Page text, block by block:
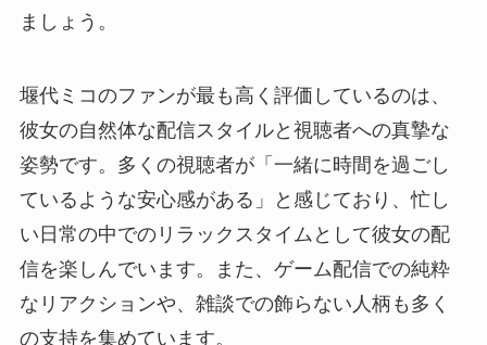
ましょう。
堰代ミコのファンが最も高く評価しているのは、
彼女の自然体な配信スタイルと視聴者への真摯な
姿勢です。多くの視聴者が「一緒に時間を過ごし
ているような安心感がある」と感じており、忙し
い日常の中でのリラックスタイムとして彼女の配
信を楽しんでいます。また、ゲーム配信での純粋
なリアクションや、雑談での飾らない人柄も多く
の支持を集めています。